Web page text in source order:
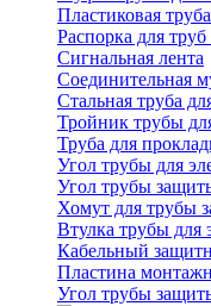
Пластиковая
Распорка для
Сигнальная лента
Соединительная
Стальная труба
Тройник трубы
Труба для
Угол трубы для
Угол трубы
Хомут для трубы
Втулка трубы для
Кабельный
Пластина
Угол трубы